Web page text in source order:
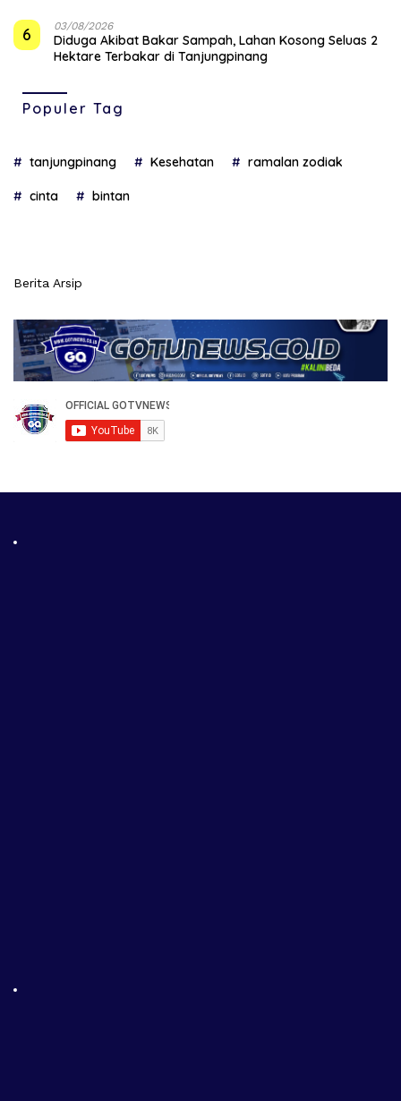
6 03/08/2026
Diduga Akibat Bakar Sampah, Lahan Kosong Seluas 2
Hektare Terbakar di Tanjungpinang
Populer Tag
tanjungpinang Kesehatan ramalan zodiak
cinta bintan
Berita Arsip